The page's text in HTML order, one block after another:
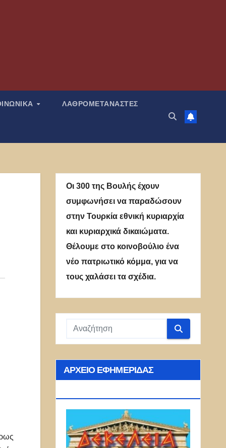
ΛΑΘΡΟΜΕΤΑΝΑΣΤΕΣ
Οι 300 της Βουλής έχουν
συμφωνήσει να παραδώσουν
στην Τουρκία εθνική κυριαρχία
και κυριαρχικά δικαιώματα.
Θέλουμε στο κοινοβούλιο ένα
νέο πατριωτικό κόμμα, για να
τους χαλάσει τα σχέδια.
ΑΡΧΕΊΟ ΕΦΗΜΕΡΊΔΑΣ